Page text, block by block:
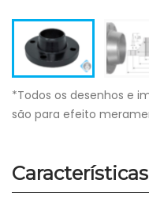
*Todos os desenhos e
são para efeito
Características